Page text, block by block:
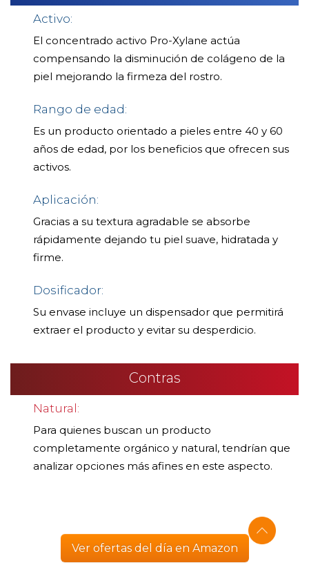
Activo:
El concentrado activo Pro-Xylane actúa
compensando la disminución de colágeno de la
piel mejorando la firmeza del rostro.
Rango de edad:
Es un producto orientado a pieles entre 40 y 60
años de edad, por los beneficios que ofrecen sus
activos.
Aplicación:
Gracias a su textura agradable se absorbe
rápidamente dejando tu piel suave, hidratada y
firme.
Dosificador:
Su envase incluye un dispensador que permitirá
extraer el producto y evitar su desperdicio.
Contras
Natural:
Para quienes buscan un producto
completamente orgánico y natural, tendrían que
analizar opciones más afines en este aspecto.
Ver ofertas del día en Amazon